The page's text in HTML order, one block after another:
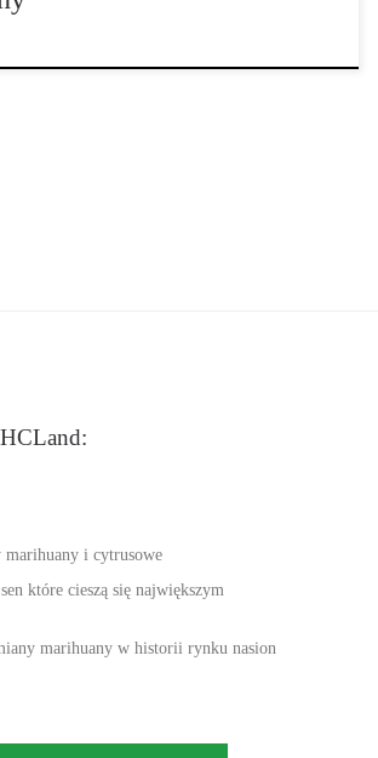
marihuany i cytrusowe
które cieszą się największym
marihuany w historii rynku nasion